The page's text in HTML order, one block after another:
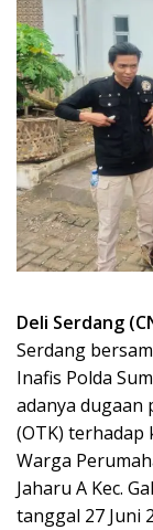
Deli Serdang
Serdang
Inafis Polda
adanya dugaan
(OTK) terhadap
Warga
Jaharu A Kec.
tanggal 27 Juni